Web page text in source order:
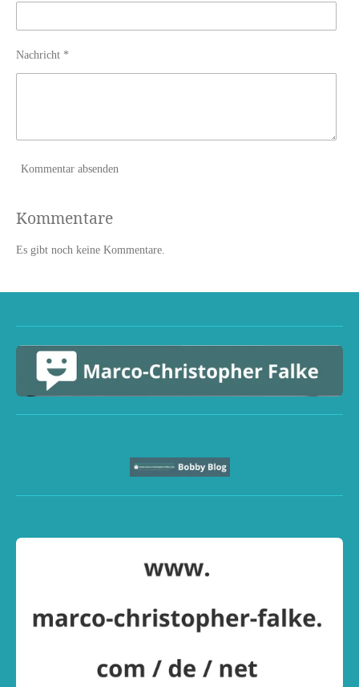
Nachricht *
Kommentar absenden
Kommentare
Es gibt noch keine Kommentare.